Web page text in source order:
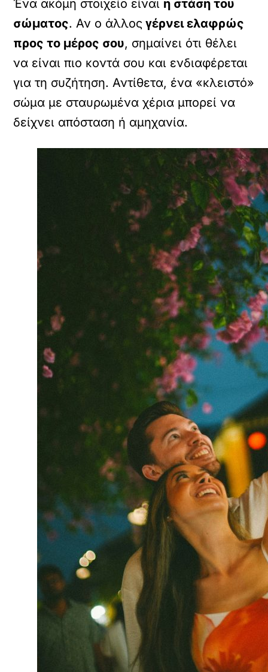
Ένα ακόμη στοιχείο είναι η στάση του
σώματος. Αν ο άλλος γέρνει ελαφρώς
προς το μέρος σου, σημαίνει ότι θέλει
να είναι πιο κοντά σου και ενδιαφέρεται
για τη συζήτηση. Αντίθετα, ένα «κλειστό»
σώμα με σταυρωμένα χέρια μπορεί να
δείχνει απόσταση ή αμηχανία.